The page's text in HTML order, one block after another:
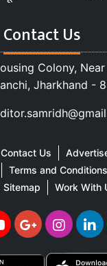
Contact Us
Colony,
Jharkhand -
Contact Us
Terms and Conditions
Sitemap
Work With